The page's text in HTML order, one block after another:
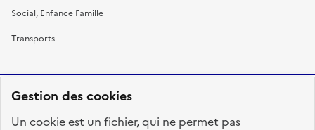
Gestion des cookies
Un cookie est un fichier, qui ne permet pas
Social, Enfance Famille
Transports
FRANÇAISE